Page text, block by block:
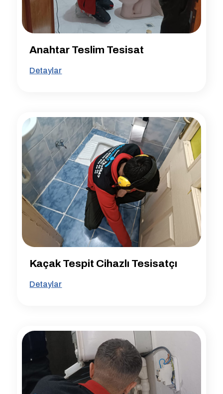
Anahtar Teslim Tesisat
Detaylar
Kaçak Tespit Cihazlı Tesisatçı
Detaylar